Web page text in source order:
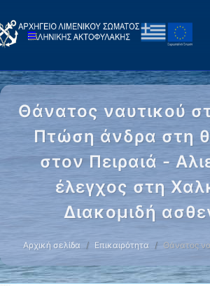
Θάνατος ναυτικού
Πτώση άνδρα στη
στον Πειραιά -
έλεγχος στη
Διακομιδή
Αρχική σελίδα Επικαιρότητα Θάνατος